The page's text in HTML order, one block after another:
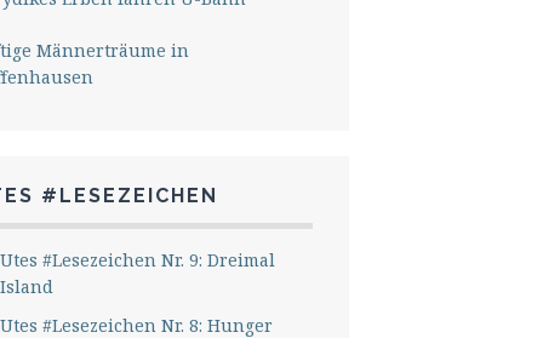
Männerträume in
#LESEZEICHEN
Utes #Lesezeichen Nr. 9: Dreimal
Island
Utes #Lesezeichen Nr. 8: Hunger